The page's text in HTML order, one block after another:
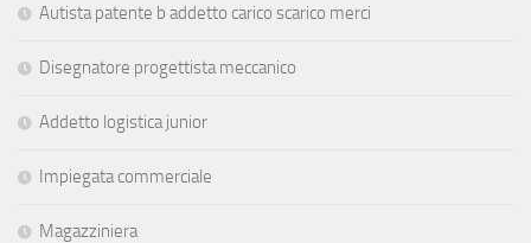
Autista patente b addetto carico scarico merci
Disegnatore progettista meccanico
Addetto logistica junior
Impiegata commerciale
Magazziniera